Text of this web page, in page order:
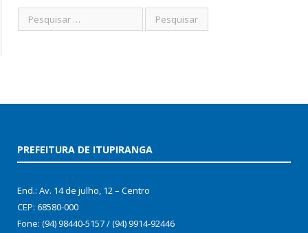
PREFEITURA DE ITUPIRANGA
End.: Av. 14 de julho, 12 – Centro
CEP: 68580-000
Fone: (94) 98440-5157 / (94) 9914-92446